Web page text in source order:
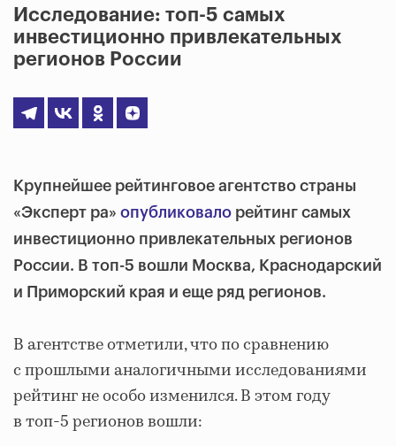
Исследование: топ-5 самых
инвестиционно привлекательных
регионов России
Крупнейшее рейтинговое агентство страны
«Эксперт ра» опубликовало рейтинг самых
инвестиционно привлекательных регионов
России. В топ-5 вошли Москва, Краснодарский
и Приморский края и еще ряд регионов.
В агентстве отметили, что по сравнению
с прошлыми аналогичными исследованиями
рейтинг не особо изменился. В этом году
в топ-5 регионов вошли: